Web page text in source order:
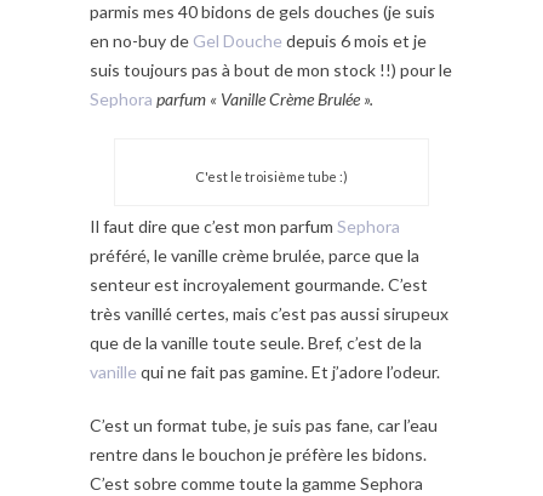
parmis mes 40 bidons de gels douches (je suis
en no-buy de Gel Douche depuis 6 mois et je
suis toujours pas à bout de mon stock !!) pour le
Sephora parfum « Vanille Crème Brulée ».
C'est le troisième tube :)
Il faut dire que c’est mon parfum Sephora
préféré, le vanille crème brulée, parce que la
senteur est incroyalement gourmande. C’est
très vanillé certes, mais c’est pas aussi sirupeux
que de la vanille toute seule. Bref, c’est de la
vanille qui ne fait pas gamine. Et j’adore l’odeur.
C’est un format tube, je suis pas fane, car l’eau
rentre dans le bouchon je préfère les bidons.
C’est sobre comme toute la gamme Sephora